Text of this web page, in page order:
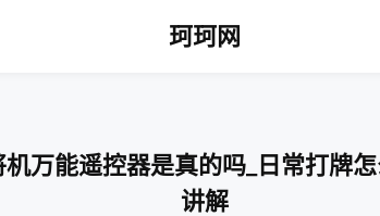
珂珂网
万能遥控器是真的吗_日常打牌
讲解